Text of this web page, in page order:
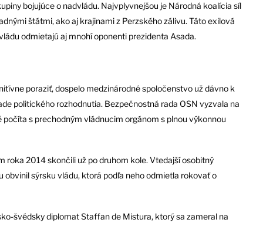
bojujúce o nadvládu. Najvplyvnejšou je Národná koalícia síl
štátmi, ako aj krajinami z Perzského zálivu. Táto exilová
odmietajú aj mnohí oponenti prezidenta Asada.
poraziť, dospelo medzinárodné spoločenstvo už dávno k
politického rozhodnutia. Bezpečnostná rada OSN vyzvala na
s prechodným vládnucim orgánom s plnou výkonnou
roka 2014 skončili už po druhom kole. Vtedajší osobitný
sýrsku vládu, ktorá podľa neho odmietla rokovať o
švédsky diplomat Staffan de Mistura, ktorý sa zameral na